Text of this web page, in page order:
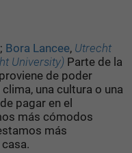
; Bora Lancee, Utrecht
University) Parte de la
de poder
una cultura o una
pagar en el
más cómodos
más